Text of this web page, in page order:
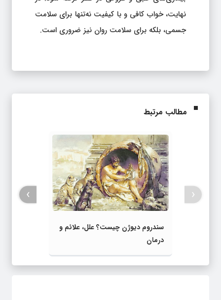
نهایت، خواب کافی و با کیفیت نه‌تنها برای سلامت
جسمی، بلکه برای سلامت روان نیز ضروری است.
مطالب مرتبط
سندروم دیوژن چیست؟ علل، علائم و
درمان
‹
›